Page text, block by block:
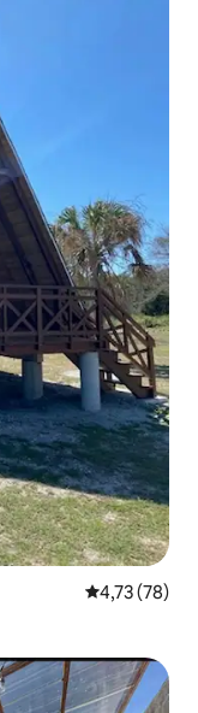
Gemiddelde
4,73 (78)